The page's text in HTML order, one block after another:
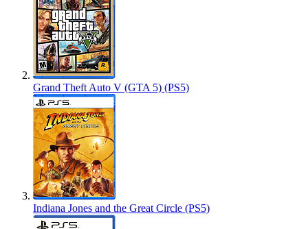
Grand Theft Auto V (GTA 5) (PS5)
Indiana Jones and the Great Circle (PS5)